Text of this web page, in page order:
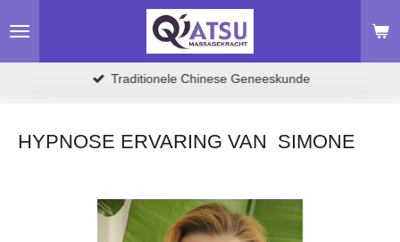
direct
Traditionele Chinese Geneeskunde
HYPNOSE ERVARING VAN SIMONE